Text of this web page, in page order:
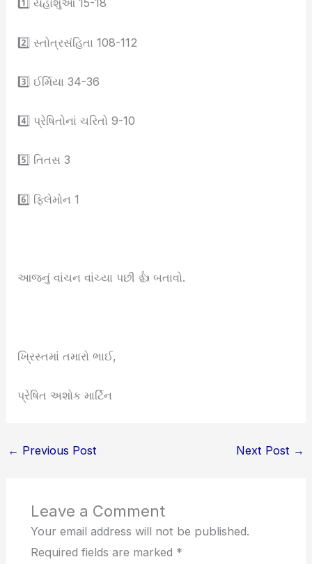
1️⃣ યહોશુઆ 15-18
2️⃣ સ્તોત્રસંહિતા 108-112
3️⃣ ઈર્મિયા 34-36
4️⃣ પ્રેષિતોનાં ચરિતો 9-10
5️⃣ તિતસ 3
6️⃣ ફિલેમોન 1
આજનું વાંચન વાંચ્યા પછી 👍 બતાવો.
ખ્રિસ્તમાં તમારો ભાઈ,
પ્રેષિત અશોક માર્ટિન
← Previous Post Next Post →
Leave a Comment
Your email address will not be published.
Required fields are marked *